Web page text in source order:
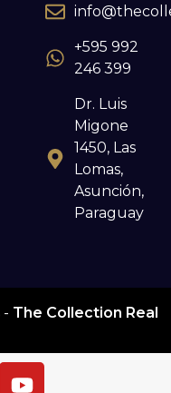
+595 992
246 399
Dr. Luis
Migone
1450, Las
Lomas,
Asunción,
Paraguay
- The Collection Real